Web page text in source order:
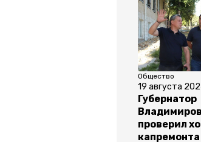
Общество
19 августа
Губернатор
Владимиров
проверил